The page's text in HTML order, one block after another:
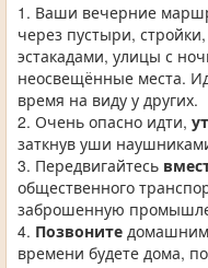
1. Ваши вечерние
через пустыри,
эстакадами, улицы с
неосвещённые места.
время на виду у других.
2. Очень опасно идти,
заткнув уши
3. Передвигайтесь
общественного
заброшенную
4. Позвоните
времени будете дома,